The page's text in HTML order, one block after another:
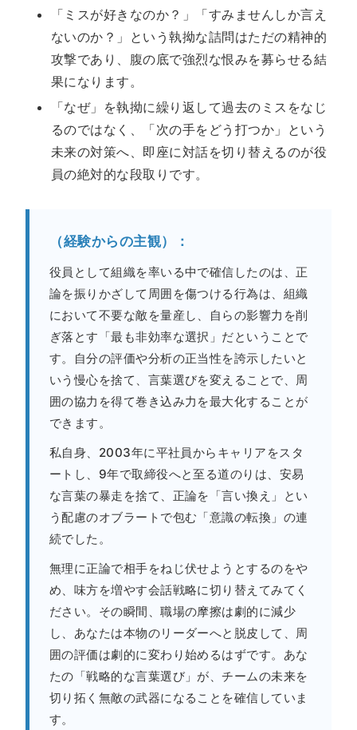
「ミスが好きなのか？」「すみませんしか言え
ないのか？」という執拗な詰問はただの精神的
攻撃であり、腹の底で強烈な恨みを募らせる結
果になります。
「なぜ」を執拗に繰り返して過去のミスをなじ
るのではなく、「次の手をどう打つか」という
未来の対策へ、即座に対話を切り替えるのが役
員の絶対的な段取りです。
（経験からの主観）：
役員として組織を率いる中で確信したのは、正
論を振りかざして周囲を傷つける行為は、組織
において不要な敵を量産し、自らの影響力を削
ぎ落とす「最も非効率な選択」だということで
す。自分の評価や分析の正当性を誇示したいと
いう慢心を捨て、言葉選びを変えることで、周
囲の協力を得て巻き込み力を最大化することが
できます。
私自身、2003年に平社員からキャリアをスタ
ートし、9年で取締役へと至る道のりは、安易
な言葉の暴走を捨て、正論を「言い換え」とい
う配慮のオブラートで包む「意識の転換」の連
続でした。
無理に正論で相手をねじ伏せようとするのをや
め、味方を増やす会話戦略に切り替えてみてく
ださい。その瞬間、職場の摩擦は劇的に減少
し、あなたは本物のリーダーへと脱皮して、周
囲の評価は劇的に変わり始めるはずです。あな
たの「戦略的な言葉選び」が、チームの未来を
切り拓く無敵の武器になることを確信していま
す。